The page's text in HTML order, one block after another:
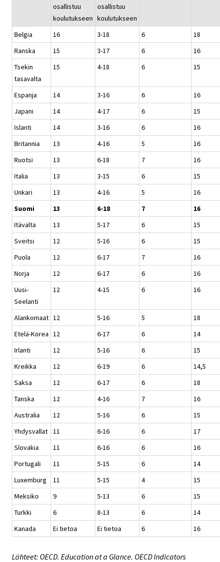
osallistuu
koulutukseen
osallistuu
koulutukseen
Belgia 16 3-18 6
18
Ranska
15 3-17 6
16
Tsekin
tasavalta
15 4-18 6 15
Espanja 14 3-16 6
16
Japani
14 4-17 6
15
Islanti
14 3-16 6
16
Britannia
13 4-16 5
16
Ruotsi
13 6-18 7
16
Italia
13 3-15 6
15
Unkari
13 4-16 5
16
Suomi
13 6-18 7
16
Itävalta
13 5-17 6
15
Sveitsi
12 5-16 6
15
Puola
12 6-17 7
16
Norja
12 6-17 6
16
Uusi-
Seelanti
12 4-15 6 16
Alankomaat 12 5-16 5
18
Etelä-Korea 12 6-17 6
14
Irlanti
12 5-16 6
15
Kreikka
12 6-19 6
14,5
Saksa
12 6-17 6
18
Tanska
12 4-16 7
16
Australia
12 5-16 6
15
Yhdysvallat
11 6-16 6
17
Slovakia
11 6-16 6
16
Portugali
11 5-15 6
14
Luxemburg
11 5-15 4
15
Meksiko
9 5-13 6
15
Turkki
6 8-13 6
14
Kanada
Ei tietoa Ei tietoa 6 16
Lähteet: OECD. Education at a Glance. OECD Indicators